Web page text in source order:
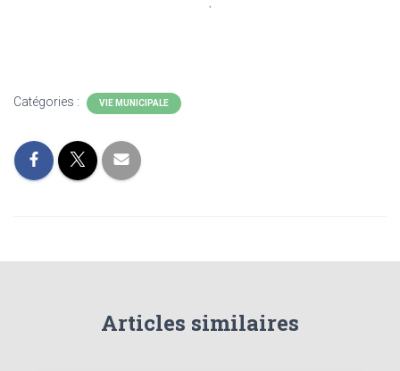
Catégories : VIE MUNICIPALE
Articles similaires